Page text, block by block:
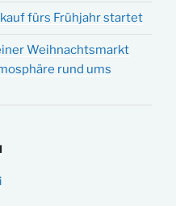
fürs Frühjahr startet
Weihnachtsmarkt
rund ums